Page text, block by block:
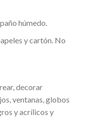
húmedo.
y cartón. No
decorar
ventanas, globos
y acrílicos y